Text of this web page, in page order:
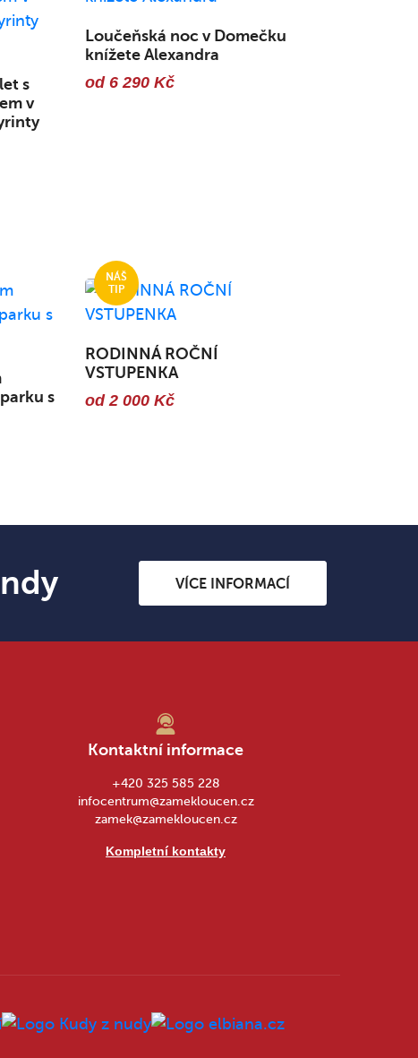
s
v
Loučeňská noc v Domečku
knížete Alexandra
od 6 290 Kč
s
RODINNÁ ROČNÍ
VSTUPENKA
od 2 000 Kč
VÍCE INFORMACÍ
Kontaktní informace
+420 325 585 228
infocentrum@zamekloucen.cz
zamek@zamekloucen.cz
Kompletní kontakty